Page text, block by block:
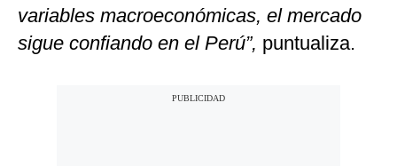
variables macroeconómicas, el mercado
sigue confiando en el Perú”, puntualiza.